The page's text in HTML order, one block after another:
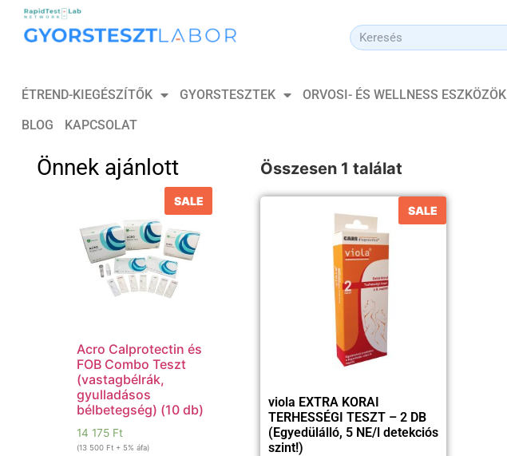
ÉTREND-KIEGÉSZÍTŐK GYORSTESZTEK ORVOSI- ÉS WELLNESS ESZKÖZÖK
BLOG
KAPCSOLAT
Önnek ajánlott
SALE
Acro Calprotectin és
FOB Combo Teszt
(vastagbélrák,
gyulladásos
bélbetegség) (10 db)
14 175 Ft
(13 500 Ft + 5% áfa)
Összesen 1 találat
SALE
viola EXTRA KORAI
TERHESSÉGI TESZT – 2 DB
(Egyedülálló, 5 NE/l detekciós
szint!)